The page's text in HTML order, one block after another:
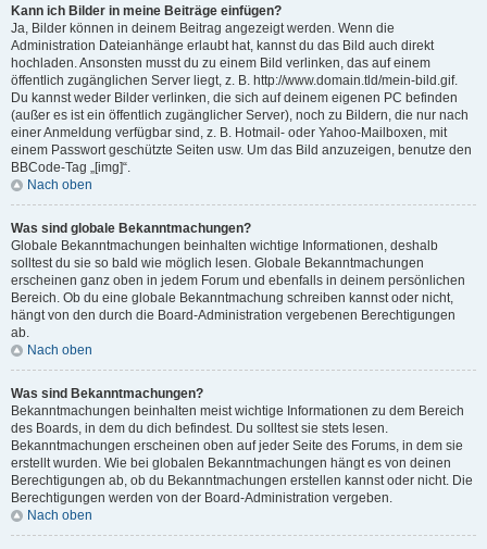
Kann ich Bilder in meine Beiträge einfügen?
Ja, Bilder können in deinem Beitrag angezeigt werden. Wenn die
Administration Dateianhänge erlaubt hat, kannst du das Bild auch direkt
hochladen. Ansonsten musst du zu einem Bild verlinken, das auf einem
öffentlich zugänglichen Server liegt, z. B. http://www.domain.tld/mein-bild.gif.
Du kannst weder Bilder verlinken, die sich auf deinem eigenen PC befinden
(außer es ist ein öffentlich zugänglicher Server), noch zu Bildern, die nur nach
einer Anmeldung verfügbar sind, z. B. Hotmail- oder Yahoo-Mailboxen, mit
einem Passwort geschützte Seiten usw. Um das Bild anzuzeigen, benutze den
BBCode-Tag „[img]“.
Nach oben
Was sind globale Bekanntmachungen?
Globale Bekanntmachungen beinhalten wichtige Informationen, deshalb
solltest du sie so bald wie möglich lesen. Globale Bekanntmachungen
erscheinen ganz oben in jedem Forum und ebenfalls in deinem persönlichen
Bereich. Ob du eine globale Bekanntmachung schreiben kannst oder nicht,
hängt von den durch die Board-Administration vergebenen Berechtigungen
ab.
Nach oben
Was sind Bekanntmachungen?
Bekanntmachungen beinhalten meist wichtige Informationen zu dem Bereich
des Boards, in dem du dich befindest. Du solltest sie stets lesen.
Bekanntmachungen erscheinen oben auf jeder Seite des Forums, in dem sie
erstellt wurden. Wie bei globalen Bekanntmachungen hängt es von deinen
Berechtigungen ab, ob du Bekanntmachungen erstellen kannst oder nicht. Die
Berechtigungen werden von der Board-Administration vergeben.
Nach oben